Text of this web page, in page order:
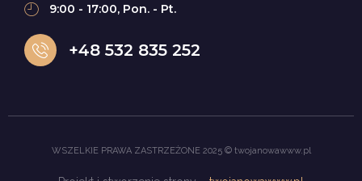
9:00 - 17:00, Pon. - Pt.
+48 532 835 252
WSZELKIE PRAWA ZASTRZEŻONE 2025 © twojanowawww.pl